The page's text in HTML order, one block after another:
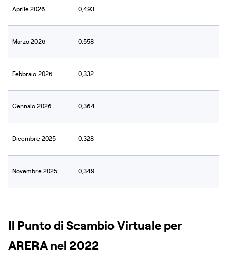
Aprile 2026 0,493
Marzo 2026 0,558
Febbraio 2026 0,332
Gennaio 2026 0,364
Dicembre 2025 0,328
Novembre 2025 0,349
Il Punto di Scambio Virtuale per
ARERA nel 2022